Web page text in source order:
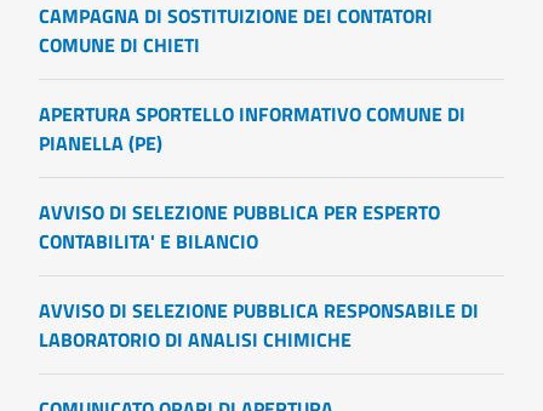
CAMPAGNA DI SOSTITUIZIONE DEI CONTATORI
COMUNE DI CHIETI
APERTURA SPORTELLO INFORMATIVO COMUNE DI
PIANELLA (PE)
AVVISO DI SELEZIONE PUBBLICA PER ESPERTO
CONTABILITA' E BILANCIO
AVVISO DI SELEZIONE PUBBLICA RESPONSABILE DI
LABORATORIO DI ANALISI CHIMICHE